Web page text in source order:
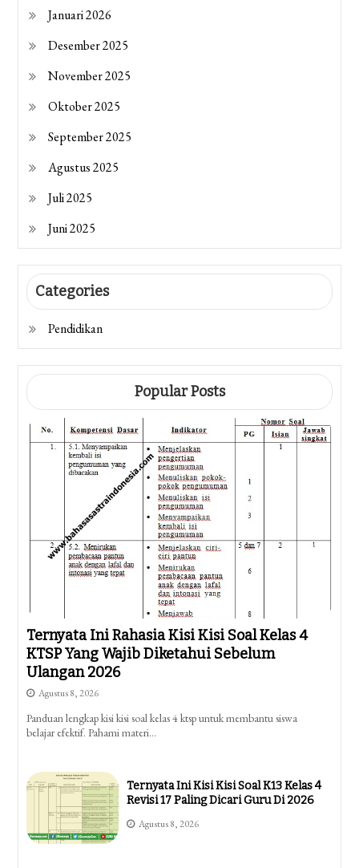
Januari 2026
Desember 2025
November 2025
Oktober 2025
September 2025
Agustus 2025
Juli 2025
Juni 2025
Categories
Pendidikan
Popular Posts
Ternyata Ini Rahasia Kisi Kisi Soal Kelas 4
KTSP Yang Wajib Diketahui Sebelum
Ulangan 2026
Agustus 8, 2026
Panduan lengkap kisi kisi soal kelas 4 ktsp untuk membantu siswa
belajar efektif. Pahami materi…
Ternyata Ini Kisi Kisi Soal K13 Kelas 4
Revisi 17 Paling Dicari Guru Di 2026
Agustus 8, 2026